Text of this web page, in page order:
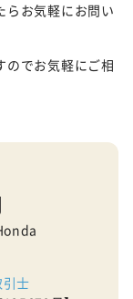
らお気軽にお問い
のでお気軽にご相
士